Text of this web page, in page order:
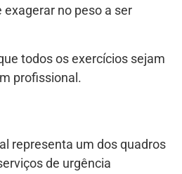
no peso a ser
todos os exercícios sejam
profissional.
representa um dos quadros
de urgência